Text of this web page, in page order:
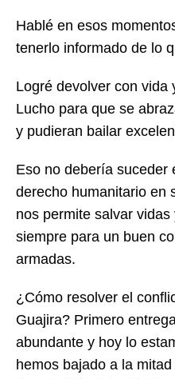
Hablé en esos
tenerlo informado de lo
Logré devolver con vida
Lucho para que se
y pudieran bailar
Eso no debería suceder
derecho humanitario en
nos permite salvar
siempre para un buen
armadas.
¿Cómo resolver el
Guajira? Primero
abundante y hoy lo
hemos bajado a la